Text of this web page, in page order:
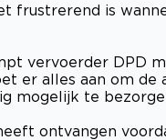
frustrerend is
vervoerder DPD
er alles aan om de
mogelijk te
ontvangen